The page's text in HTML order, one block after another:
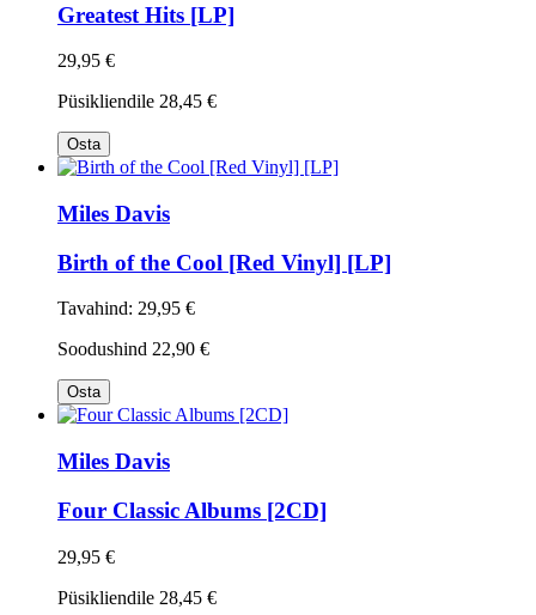
Greatest Hits [LP]
29,95 €
Püsikliendile 28,45 €
Osta
Miles Davis
Birth of the Cool [Red Vinyl] [LP]
Tavahind: 29,95 €
Soodushind 22,90 €
Osta
Miles Davis
Four Classic Albums [2CD]
29,95 €
Püsikliendile 28,45 €